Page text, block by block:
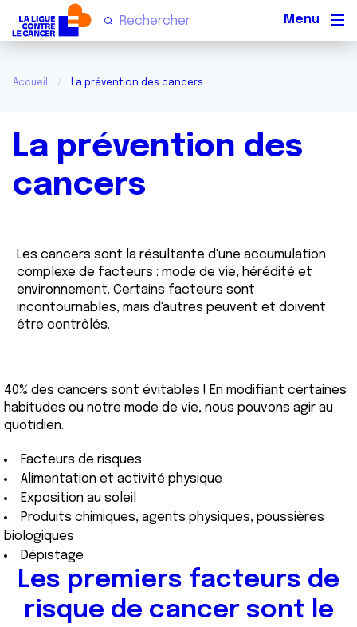
Accueil La prévention des cancers
La prévention des
cancers
Les cancers sont la résultante d'une accumulation
complexe de facteurs : mode de vie, hérédité et
environnement. Certains facteurs sont
incontournables, mais d'autres peuvent et doivent
être contrôlés.
40% des cancers sont évitables ! En modifiant certaines
habitudes ou notre mode de vie, nous pouvons agir au
quotidien.
Facteurs de risques
Alimentation et activité physique
Exposition au soleil
Produits chimiques, agents physiques, poussières
biologiques
Dépistage
Les premiers facteurs de
risque de cancer sont le